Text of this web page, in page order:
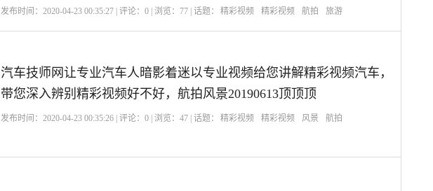
发布时间：2020-04-23 00:35:27 | 评论：0 | 浏览： 77 | 话题： 精彩视频 精彩视频 航拍 旅游
汽车技师网让专业汽车人暗影着迷以专业视频给您讲解精彩视频汽车，
带您深入辨别精彩视频好不好，航拍风景20190613顶顶顶
发布时间：2020-04-23 00:35:26 | 评论：0 | 浏览：47 | 话题： 精彩视频 精彩视频 风景 航拍